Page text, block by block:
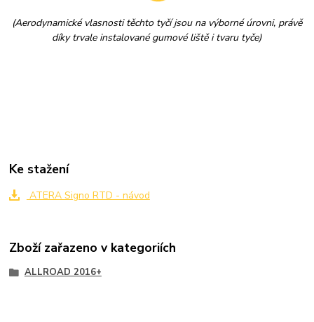
(Aerodynamické vlasnosti těchto tyčí jsou na výborné úrovni, právě
díky trvale instalované gumové liště i tvaru tyče)
Ke stažení
ATERA Signo RTD - návod
Zboží zařazeno v kategoriích
ALLROAD 2016+